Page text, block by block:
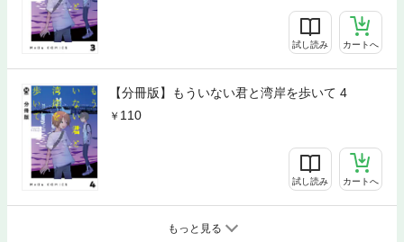
試し読み カートへ
【分冊版】もういない君と湾岸を歩いて 4
110
試し読み カートへ
もっと見る